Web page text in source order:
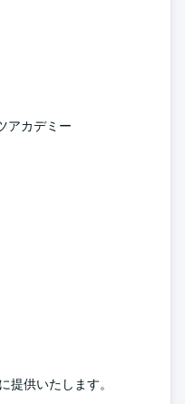
アカデミー
提供いたします。